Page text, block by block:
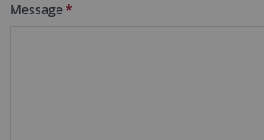
Message*